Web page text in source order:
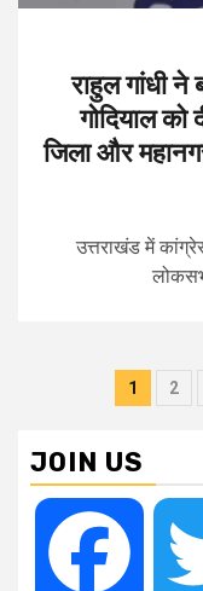
राहुल गांधी
गोदियाल को
जिला और
उत्तराखंड में
1 2
JOIN US